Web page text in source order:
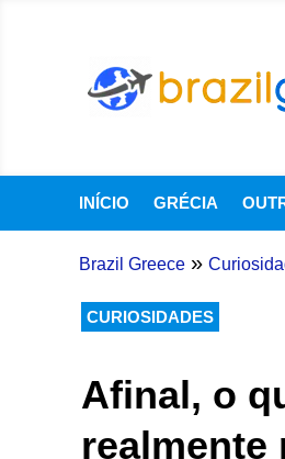
INÍCIO GRÉCIA
Brazil Greece »
CURIOSIDADES
Afinal, o
realmente